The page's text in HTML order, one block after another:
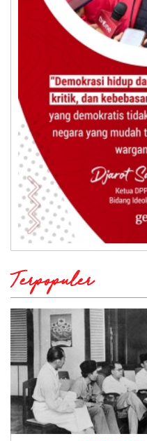
Terpopuler